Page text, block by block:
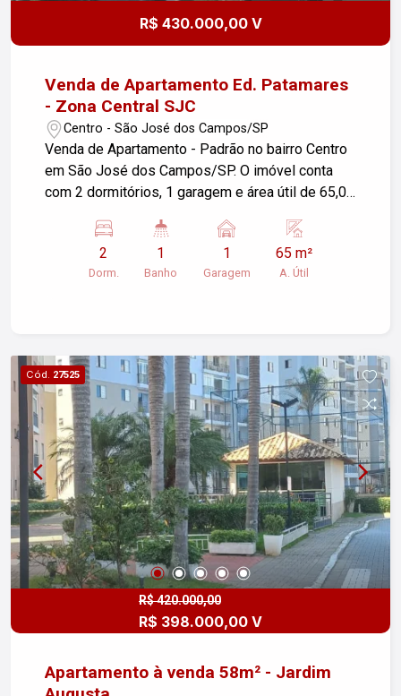
R$ 430.000,00 V
Venda de Apartamento Ed. Patamares
- Zona Central SJC
Centro - São José dos Campos/SP
Venda de Apartamento - Padrão no bairro Centro
em São José dos Campos/SP. O imóvel conta
com 2 dormitórios, 1 garagem e área útil de 65,00
vendido com toda a mobília) recebe sol da manhã
e possui salão de festas. Uma ótima
oportunidade para quem busca conforto e
(c/colchão). Bicama de solteiro (c/colchões).
Duas mesinhas de cabeceira. 03 Ventiladores de
teto (recém instalados). Espelhos Escrivaninha.
Geladeira, fogão, micro-ondas, sugar (exaustor),
air fryer, torradeira, Condomínio fechado. Portaria
24 hs. Ótima vizinhança! Em frente a Casa do
Idoso. Com todas as atividades (+60) grátis.
Pilates, ginastica, hidromassagem, etc.
2
Dorm.
1
Banho
1
Garagem
65 m²
A. Útil
Cód. 27525
R$ 420.000,00
R$ 398.000,00 V
Apartamento à venda 58m² - Jardim